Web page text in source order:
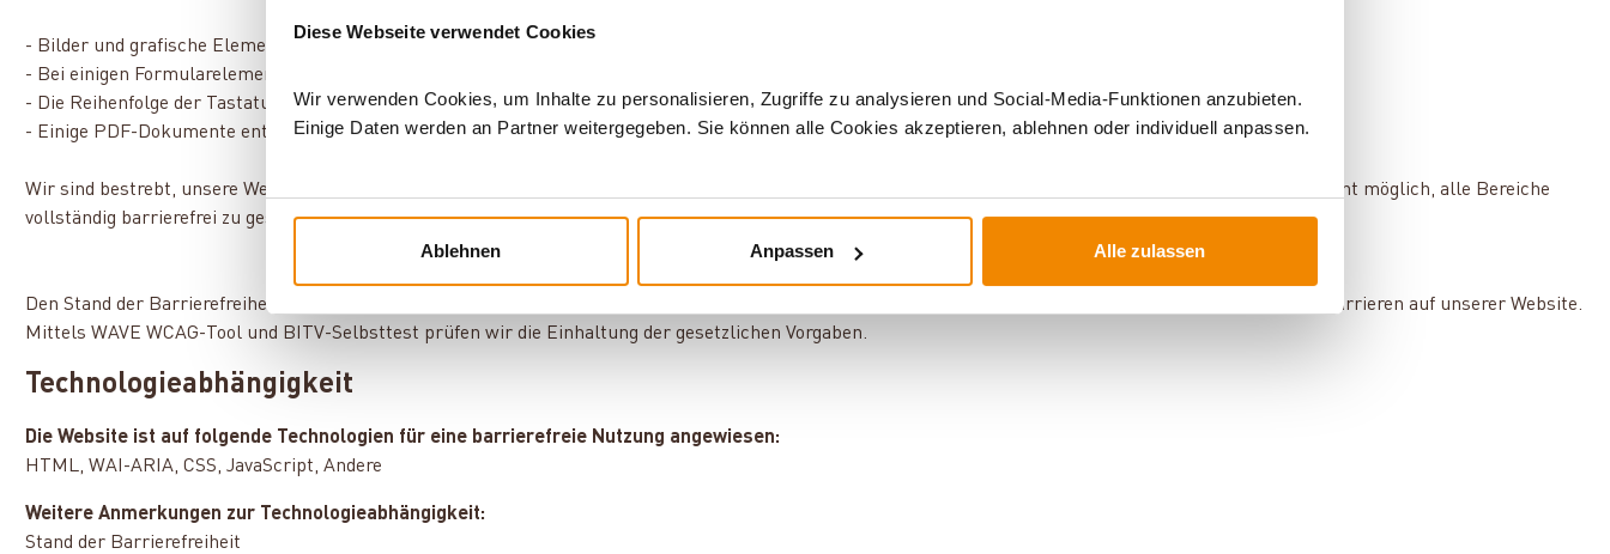
Diese Webseite verwendet Cookies
Wir verwenden Cookies, um Inhalte zu personalisieren, Zugriffe zu analysieren und Social-Media-Funktionen anzubieten.
Einige Daten werden an Partner weitergegeben. Sie können alle Cookies akzeptieren, ablehnen oder individuell anpassen.
Ablehnen Anpassen Alle zulassen
- Bilder und grafische Elemente verfügen nicht durchgängig über eindeutige oder vollständige Alternativtexte.
- Bei einigen Formularelementen sind die Beschriftungen nicht programmatisch erfassbar.
- Die Reihenfolge der Tastaturfokussierung ist teilweise nicht logisch nachvollziehbar; zudem ist der Fokus nicht immer gut sichtbar.
- Einige PDF-Dokumente entsprechen noch nicht den Anforderungen an barrierefreie Dokumente.
Wir sind bestrebt, unsere Website kontinuierlich zu verbessern und Barrieren schrittweise abzubauen. Aufgrund des Umfangs der Inhalte war es bislang nicht möglich, alle Bereiche
vollständig barrierefrei zu gestalten.
Den Stand der Barrierefreiheit ermitteln wir kontinuierlich durch eigene Prüfung. Die letzte Prüfung fand am 18.03.2025 statt. Wir beheben kontinuierlich Barrieren auf unserer Website.
Mittels WAVE WCAG-Tool und BITV-Selbsttest prüfen wir die Einhaltung der gesetzlichen Vorgaben.
Technologieabhängigkeit
Die Website ist auf folgende Technologien für eine barrierefreie Nutzung angewiesen:
HTML, WAI-ARIA, CSS, JavaScript, Andere
Weitere Anmerkungen zur Technologieabhängigkeit:
Stand der Barrierefreiheit